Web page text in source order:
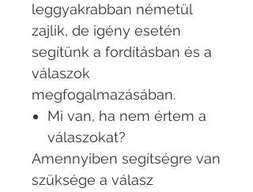
leggyakrabban németül
zajlik, de igény esetén
segítünk a fordításban és a
válaszok
megfogalmazásában.
Mi van, ha nem értem a
válaszokat?
Amennyiben segítségre van
szüksége a válasz